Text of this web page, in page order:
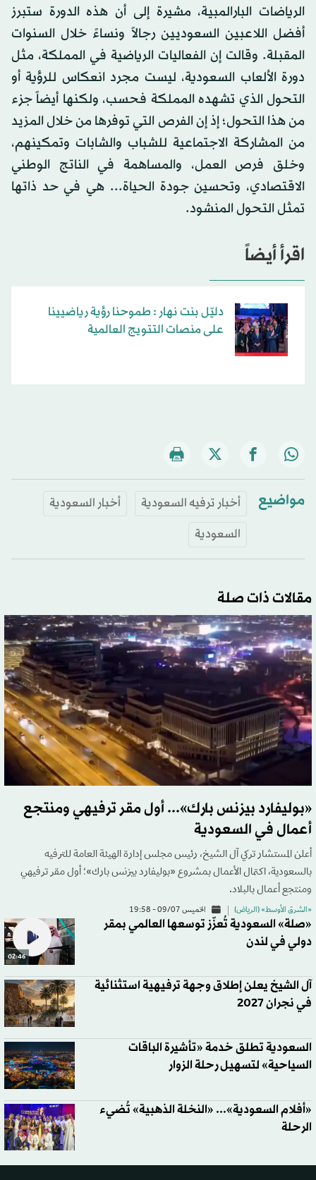
الرياضات البارالمبية، مشيرة إلى أن هذه الدورة ستبرز
أفضل اللاعبين السعوديين رجالاً ونساءً خلال السنوات
المقبلة. وقالت إن الفعاليات الرياضية في المملكة، مثل
دورة الألعاب السعودية، ليست مجرد انعكاس للرؤية أو
التحول الذي تشهده المملكة فحسب، ولكنها أيضاً جزء
من هذا التحول؛ إذ إن الفرص التي توفرها من خلال المزيد
من المشاركة الاجتماعية للشباب والشابات وتمكينهم،
وخلق فرص العمل، والمساهمة في الناتج الوطني
الاقتصادي، وتحسين جودة الحياة... هي في حد ذاتها
تمثل التحول المنشود.
اقرأ أيضاً
دليّل بنت نهار : طموحنا رؤية رياضيينا
على منصات التتويج العالمية
مواضيع أخبار ترفيه السعودية
أخبار السعودية
السعودية
مقالات ذات صلة
«بوليفارد بيزنس بارك»... أول مقر ترفيهي ومنتجع
أعمال في السعودية
أعلن المستشار تركي آل الشيخ، رئيس مجلس إدارة الهيئة العامة للترفيه
بالسعودية، اكتمال الأعمال بمشروع «بوليفارد بيزنس بارك»؛ أول مقر ترفيهي
ومنتجع أعمال بالبلاد.
«الشرق الأوسط» (الرياض) الخميس 09/07 - 19:58
02:46
«صلة» السعودية تُعزّز توسعها العالمي بمقر
دولي في لندن
آل الشيخ يعلن إطلاق وجهة ترفيهية استثنائية
في نجران 2027
السعودية تطلق خدمة «تأشيرة الباقات
السياحية» لتسهيل رحلة الزوار
«أفلام السعودية»... «النخلة الذهبية» تُضيء
الرحلة